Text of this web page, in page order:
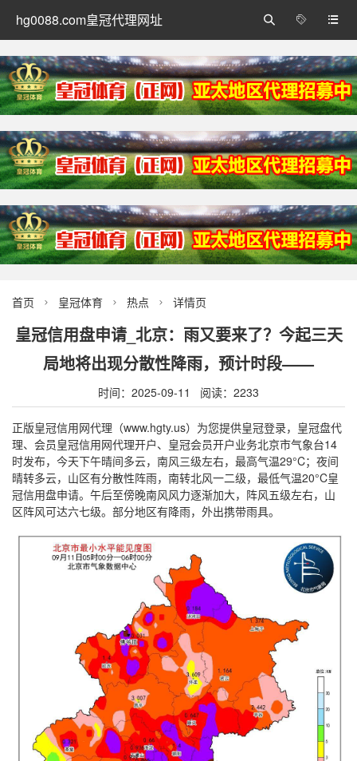
hg0088.com皇冠代理网址 


首页  皇冠体育  热点  详情页
皇冠信用盘申请_北京：雨又要来了？今起三天
局地将出现分散性降雨，预计时段——
时间：2025-09-11 阅读：2233
正版皇冠信用网代理（www.hgty.us）为您提供皇冠登录，皇冠盘代
理、会员皇冠信用网代理开户、皇冠会员开户业务北京市气象台14
时发布，今天下午晴间多云，南风三级左右，最高气温29°C；夜间
晴转多云，山区有分散性阵雨，南转北风一二级，最低气温20°C皇
冠信用盘申请。午后至傍晚南风风力逐渐加大，阵风五级左右，山
区阵风可达六七级。部分地区有降雨，外出携带雨具。